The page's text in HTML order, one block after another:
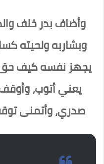
وأضاف بدر خلف
وبشاربه ولحيته
يجهز نفسه كيف حق
يعني أتوب،
صدري، وأتمنى